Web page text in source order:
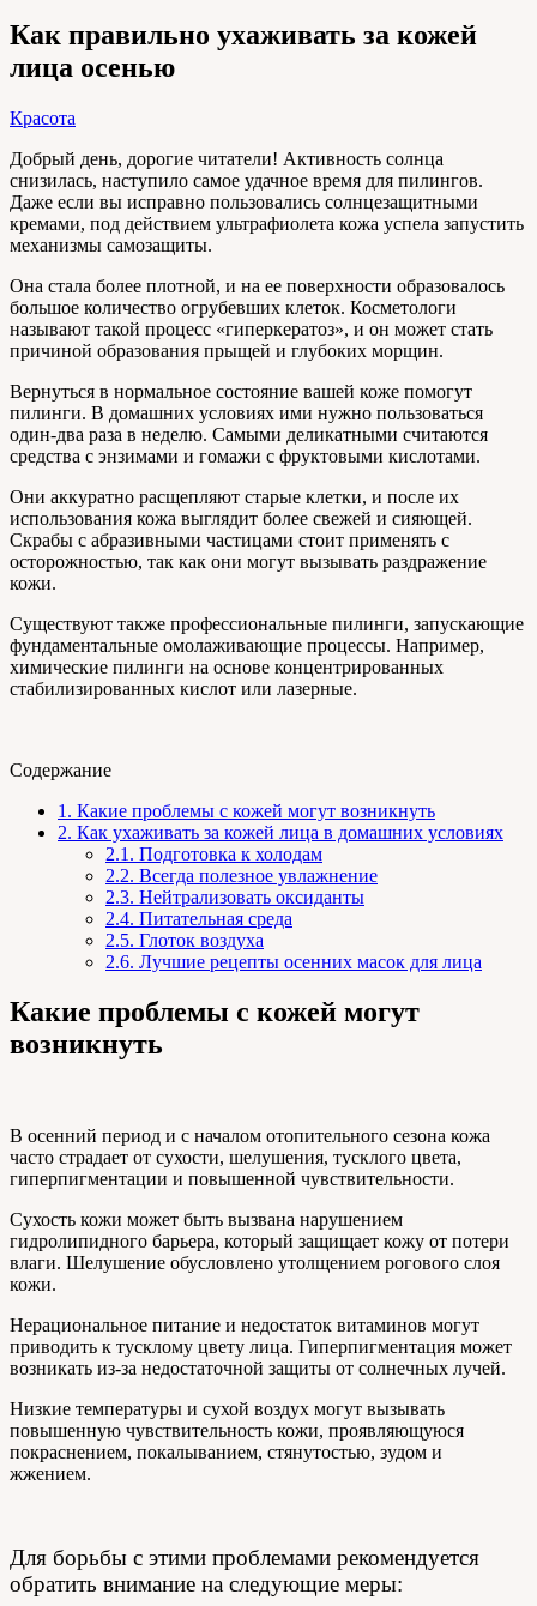
Как правильно ухаживать за кожей
лица осенью
Красота
Добрый день, дорогие читатели! Активность солнца
снизилась, наступило самое удачное время для пилингов.
Даже если вы исправно пользовались солнцезащитными
кремами, под действием ультрафиолета кожа успела запустить
механизмы самозащиты.
Она стала более плотной, и на ее поверхности образовалось
большое количество огрубевших клеток. Косметологи
называют такой процесс «гиперкератоз», и он может стать
причиной образования прыщей и глубоких морщин.
Вернуться в нормальное состояние вашей коже помогут
пилинги. В домашних условиях ими нужно пользоваться
один-два раза в неделю. Самыми деликатными считаются
средства с энзимами и гомажи с фруктовыми кислотами.
Они аккуратно расщепляют старые клетки, и после их
использования кожа выглядит более свежей и сияющей.
Скрабы с абразивными частицами стоит применять с
осторожностью, так как они могут вызывать раздражение
кожи.
Существуют также профессиональные пилинги, запускающие
фундаментальные омолаживающие процессы. Например,
химические пилинги на основе концентрированных
стабилизированных кислот или лазерные.
Содержание
1. Какие проблемы с кожей могут возникнуть
2. Как ухаживать за кожей лица в домашних условиях
2.1. Подготовка к холодам
2.2. Всегда полезное увлажнение
2.3. Нейтрализовать оксиданты
2.4. Питательная среда
2.5. Глоток воздуха
2.6. Лучшие рецепты осенних масок для лица
Какие проблемы с кожей могут
возникнуть
В осенний период и с началом отопительного сезона кожа
часто страдает от сухости, шелушения, тусклого цвета,
гиперпигментации и повышенной чувствительности.
Сухость кожи может быть вызвана нарушением
гидролипидного барьера, который защищает кожу от потери
влаги. Шелушение обусловлено утолщением рогового слоя
кожи.
Нерациональное питание и недостаток витаминов могут
приводить к тусклому цвету лица. Гиперпигментация может
возникать из-за недостаточной защиты от солнечных лучей.
Низкие температуры и сухой воздух могут вызывать
повышенную чувствительность кожи, проявляющуюся
покраснением, покалыванием, стянутостью, зудом и
жжением.
Для борьбы с этими проблемами рекомендуется
обратить внимание на следующие меры: